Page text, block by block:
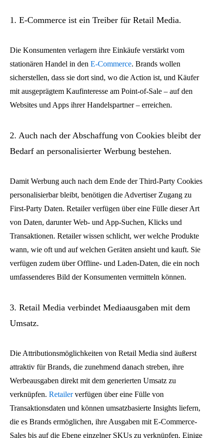
1. E-Commerce ist ein Treiber für Retail Media.
Die Konsumenten verlagern ihre Einkäufe verstärkt vom
stationären Handel in den E-Commerce. Brands wollen
sicherstellen, dass sie dort sind, wo die Action ist, und Käufer
mit ausgeprägtem Kaufinteresse am Point-of-Sale – auf den
Websites und Apps ihrer Handelspartner – erreichen.
2. Auch nach der Abschaffung von Cookies bleibt der
Bedarf an personalisierter Werbung bestehen.
Damit Werbung auch nach dem Ende der Third-Party Cookies
personalisierbar bleibt, benötigen die Advertiser Zugang zu
First-Party Daten. Retailer verfügen über eine Fülle dieser Art
von Daten, darunter Web- und App-Suchen, Klicks und
Transaktionen. Retailer wissen schlicht, wer welche Produkte
wann, wie oft und auf welchen Geräten ansieht und kauft. Sie
verfügen zudem über Offline- und Laden-Daten, die ein noch
umfassenderes Bild der Konsumenten vermitteln können.
3. Retail Media verbindet Mediaausgaben mit dem
Umsatz.
Die Attributionsmöglichkeiten von Retail Media sind äußerst
attraktiv für Brands, die zunehmend danach streben, ihre
Werbeausgaben direkt mit dem generierten Umsatz zu
verknüpfen. Retailerverfügen über eine Fülle von
Transaktionsdaten und können umsatzbasierte Insights liefern,
die es Brands ermöglichen, ihre Ausgaben mit E-Commerce-
Sales bis auf die Ebene einzelner SKUs zu verknüpfen. Einige